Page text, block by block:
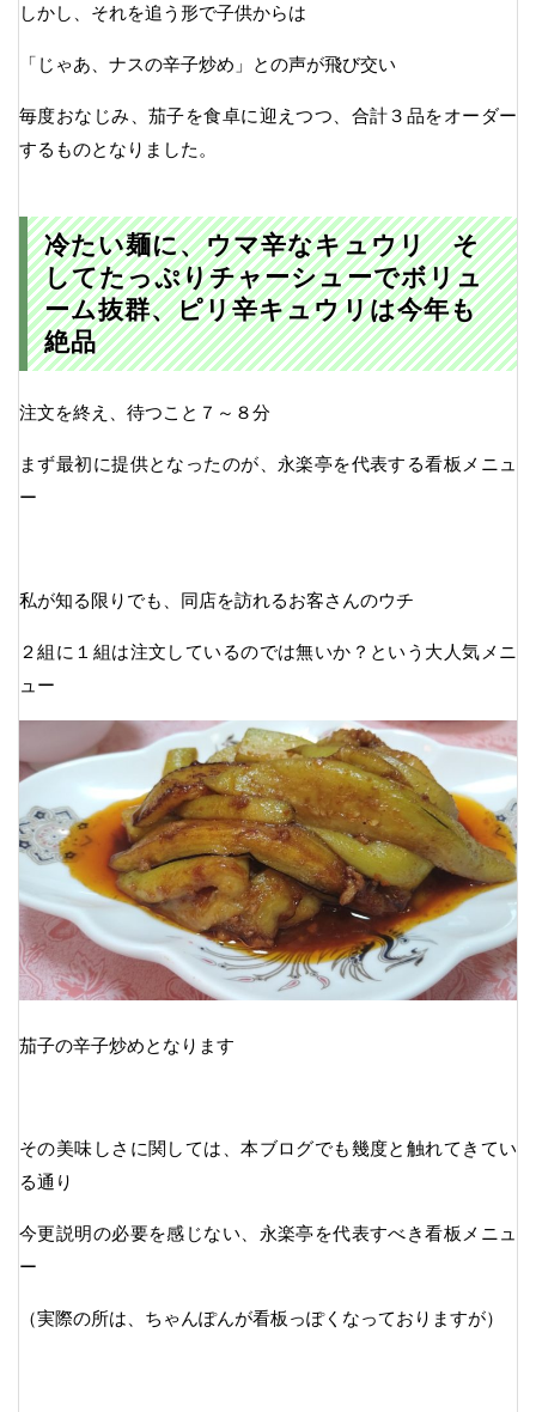
しかし、それを追う形で子供からは
「じゃあ、ナスの辛子炒め」との声が飛び交い
毎度おなじみ、茄子を食卓に迎えつつ、合計３品をオーダー
するものとなりました。
冷たい麺に、ウマ辛なキュウリ そ
してたっぷりチャーシューでボリュ
ーム抜群、ピリ辛キュウリは今年も
絶品
注文を終え、待つこと７～８分
まず最初に提供となったのが、永楽亭を代表する看板メニュ
ー
私が知る限りでも、同店を訪れるお客さんのウチ
２組に１組は注文しているのでは無いか？という大人気メニ
ュー
茄子の辛子炒めとなります
その美味しさに関しては、本ブログでも幾度と触れてきてい
る通り
今更説明の必要を感じない、永楽亭を代表すべき看板メニュ
ー
（実際の所は、ちゃんぽんが看板っぽくなっておりますが）